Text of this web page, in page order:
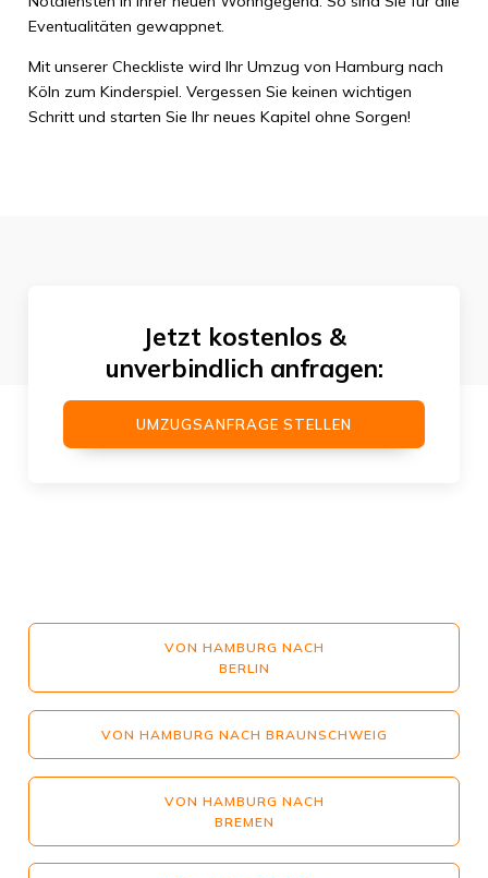
Eventualitäten gewappnet.
Mit unserer Checkliste wird Ihr Umzug von Hamburg nach
Köln zum Kinderspiel. Vergessen Sie keinen wichtigen
Schritt und starten Sie Ihr neues Kapitel ohne Sorgen!
Jetzt kostenlos &
unverbindlich anfragen:
UMZUGSANFRAGE STELLEN
VON HAMBURG NACH
BERLIN
VON HAMBURG NACH BRAUNSCHWEIG
VON HAMBURG NACH
BREMEN